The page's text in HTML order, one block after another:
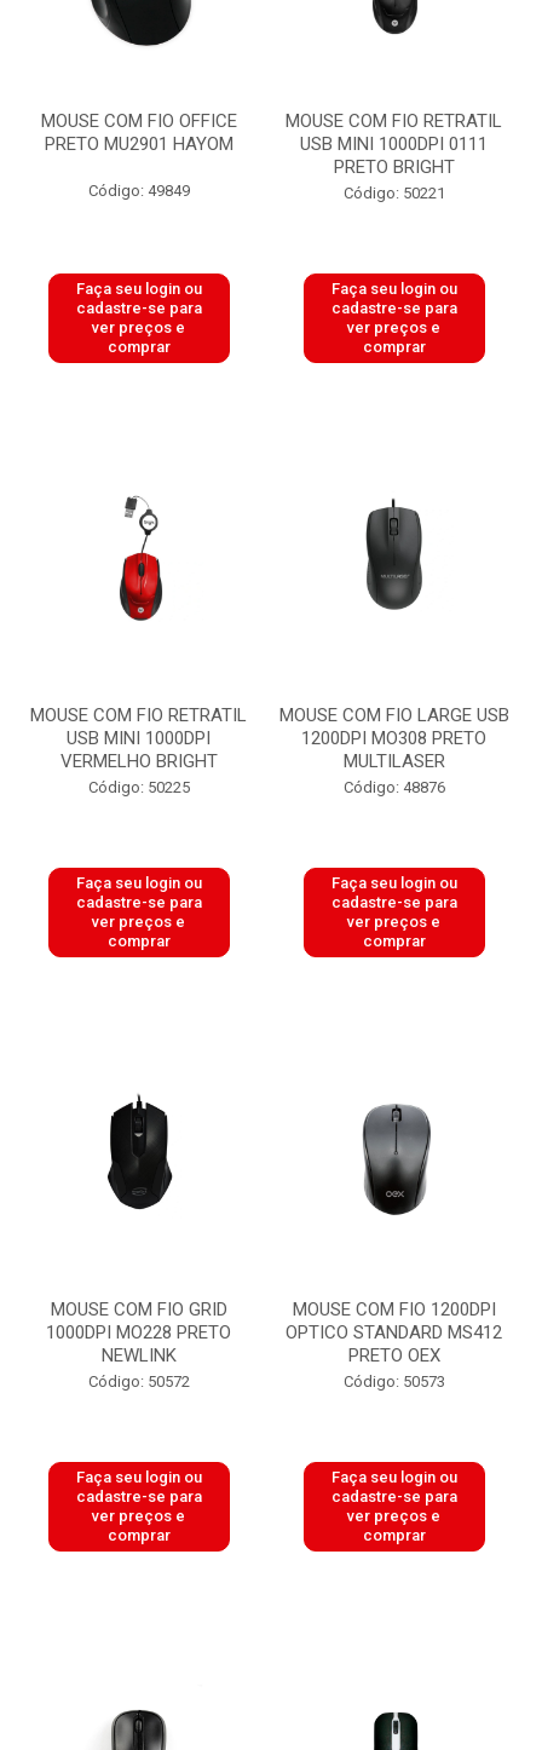
MOUSE COM FIO OFFICE
PRETO MU2901 HAYOM
Código: 49849
Faça seu login ou
cadastre-se para
ver preços e
comprar
MOUSE COM FIO RETRATIL
USB MINI 1000DPI 0111
PRETO BRIGHT
Código: 50221
Faça seu login ou
cadastre-se para
ver preços e
comprar
MOUSE COM FIO RETRATIL
USB MINI 1000DPI
VERMELHO BRIGHT
Código: 50225
Faça seu login ou
cadastre-se para
ver preços e
comprar
MOUSE COM FIO LARGE USB
1200DPI MO308 PRETO
MULTILASER
Código: 48876
Faça seu login ou
cadastre-se para
ver preços e
comprar
MOUSE COM FIO GRID
1000DPI MO228 PRETO
NEWLINK
Código: 50572
Faça seu login ou
cadastre-se para
ver preços e
comprar
MOUSE COM FIO 1200DPI
OPTICO STANDARD MS412
PRETO OEX
Código: 50573
Faça seu login ou
cadastre-se para
ver preços e
comprar